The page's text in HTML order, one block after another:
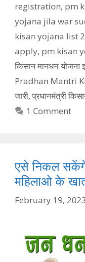
registration, pm
yojana jila war
kisan yojana list
apply, pm kisan
किसान मानधन योजना
Pradhan Mantri
जारी, प्रधानमंत्री
1 Comment
एसे निकल
महिलाओ के
February 19, 2023